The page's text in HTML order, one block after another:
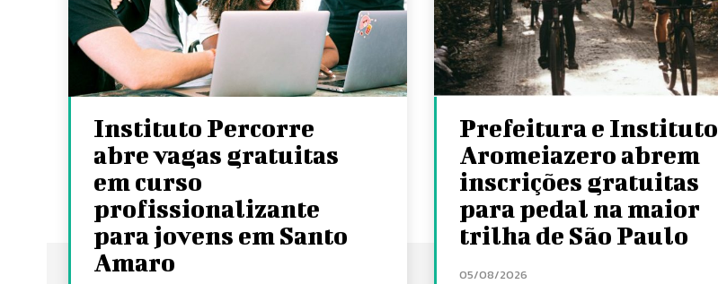
Instituto Percorre
abre vagas gratuitas
em curso
profissionalizante
para jovens em Santo
Amaro
Prefeitura e Instituto
Aromeiazero abrem
inscrições gratuitas
para pedal na maior
trilha de São Paulo
05/08/2026